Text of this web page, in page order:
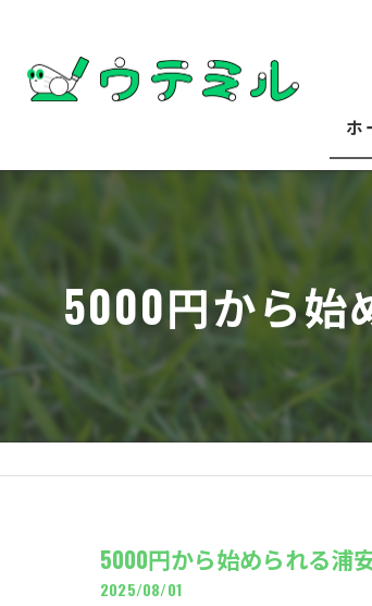
ホ
5000円から始
5000円から始められる浦
2025/08/01